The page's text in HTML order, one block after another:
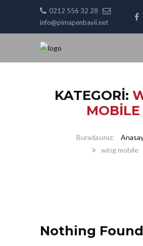
0212 556 32 28
info@pimapenbayii.net
KATEGORI:
MOBILE
wing mobile
Nothing Found